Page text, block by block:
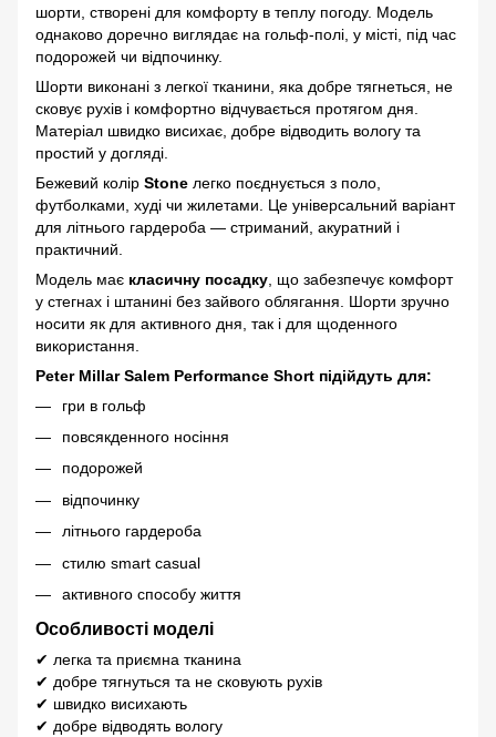
шорти, створені для комфорту в теплу погоду. Модель
однаково доречно виглядає на гольф-полі, у місті, під час
подорожей чи відпочинку.
Шорти виконані з легкої тканини, яка добре тягнеться, не
сковує рухів і комфортно відчувається протягом дня.
Матеріал швидко висихає, добре відводить вологу та
простий у догляді.
Бежевий колір Stone легко поєднується з поло,
футболками, худі чи жилетами. Це універсальний варіант
для літнього гардероба — стриманий, акуратний і
практичний.
Модель має класичну посадку , що забезпечує комфорт
у стегнах і штанині без зайвого облягання. Шорти зручно
носити як для активного дня, так і для щоденного
використання.
Peter Millar Salem Performance Short підійдуть для:
гри в гольф
повсякденного носіння
подорожей
відпочинку
літнього гардероба
стилю smart casual
активного способу життя
Особливості моделі
✔ легка та приємна тканина
✔ добре тягнуться та не сковують рухів
✔ швидко висихають
✔ добре відводять вологу